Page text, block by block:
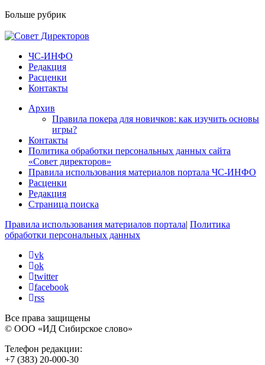
Больше рубрик
ЧС-ИНФО
Редакция
Расценки
Контакты
Архив
Правила покера для новичков: как изучить основы
игры?
Контакты
Политика обработки персональных данных сайта
«Совет директоров»
Правила использования материалов портала ЧС-ИНФО
Расценки
Редакция
Страница поиска
Правила использования материалов портала| Политика
обработки персональных данных
vk
ok
twitter
facebook
rss
Все права защищены
© ООО «ИД Сибирское слово»
Телефон редакции:
+7 (383) 20-000-30